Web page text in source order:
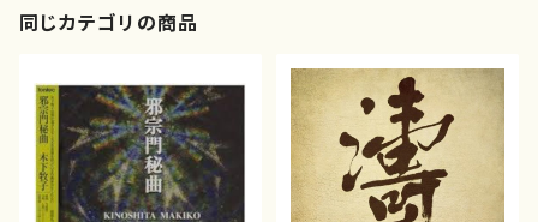
同じカテゴリの商品